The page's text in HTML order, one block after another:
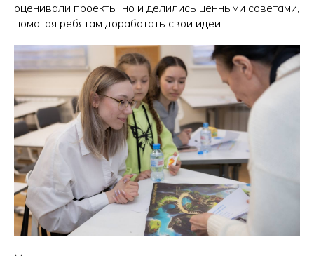
оценивали проекты, но и делились ценными советами,
помогая ребятам доработать свои идеи.